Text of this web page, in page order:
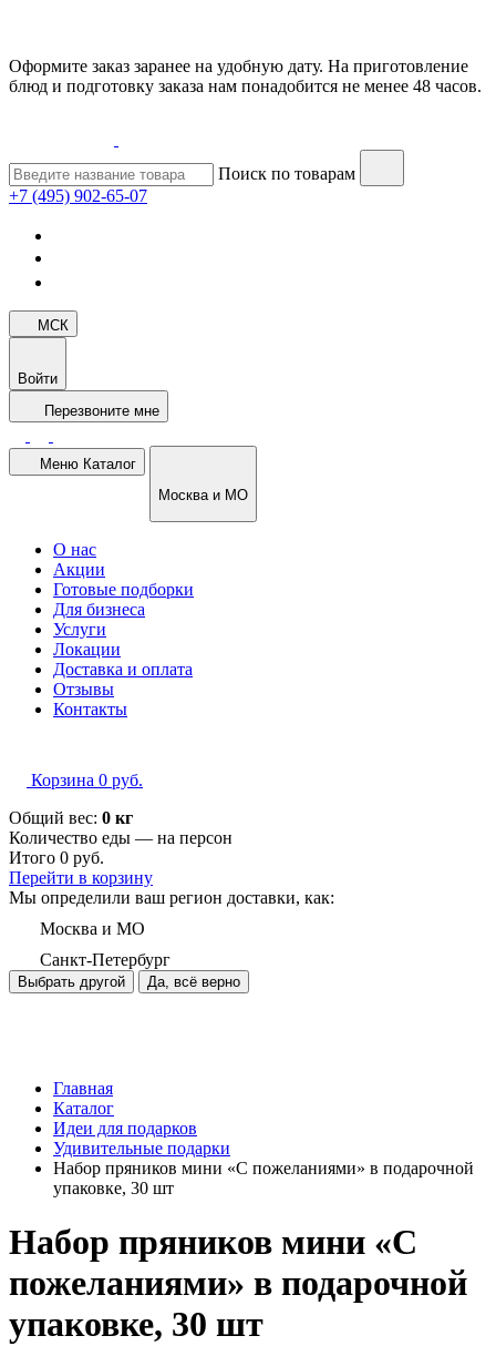
Оформите заказ заранее на удобную дату. На приготовление
блюд и подготовку заказа нам понадобится не менее 48 часов.
Поиск по товарам
+7 (495) 902-65-07
МСК
Войти
Перезвоните мне
Меню Каталог
Москва и МО
О нас
Акции
Готовые подборки
Для бизнеса
Услуги
Локации
Доставка и оплата
Отзывы
Контакты
Корзина 0 руб.
Общий вес: 0 кг
Количество еды — на персон
Итого 0 руб.
Перейти в корзину
Мы определили ваш регион доставки, как:
Москва и МО
Санкт-Петербург
Выбрать другой Да, всё верно
Главная
Каталог
Идеи для подарков
Удивительные подарки
Набор пряников мини «С пожеланиями» в подарочной
упаковке, 30 шт
Набор пряников мини «С
пожеланиями» в подарочной
упаковке, 30 шт